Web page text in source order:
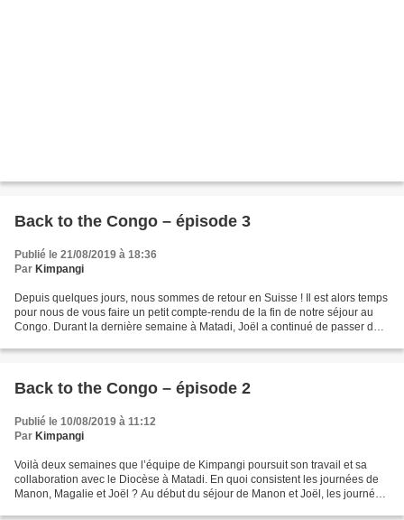
Back to the Congo – épisode 3
Publié le 21/08/2019 à 18:36
Par Kimpangi
Depuis quelques jours, nous sommes de retour en Suisse ! Il est alors temps
pour nous de vous faire un petit compte-rendu de la fin de notre séjour au
Congo. Durant la dernière semaine à Matadi, Joël a continué de passer du
Back to the Congo – épisode 2
Publié le 10/08/2019 à 11:12
Par Kimpangi
Voilà deux semaines que l’équipe de Kimpangi poursuit son travail et sa
collaboration avec le Diocèse à Matadi. En quoi consistent les journées de
Manon, Magalie et Joël ? Au début du séjour de Manon et Joël, les journées